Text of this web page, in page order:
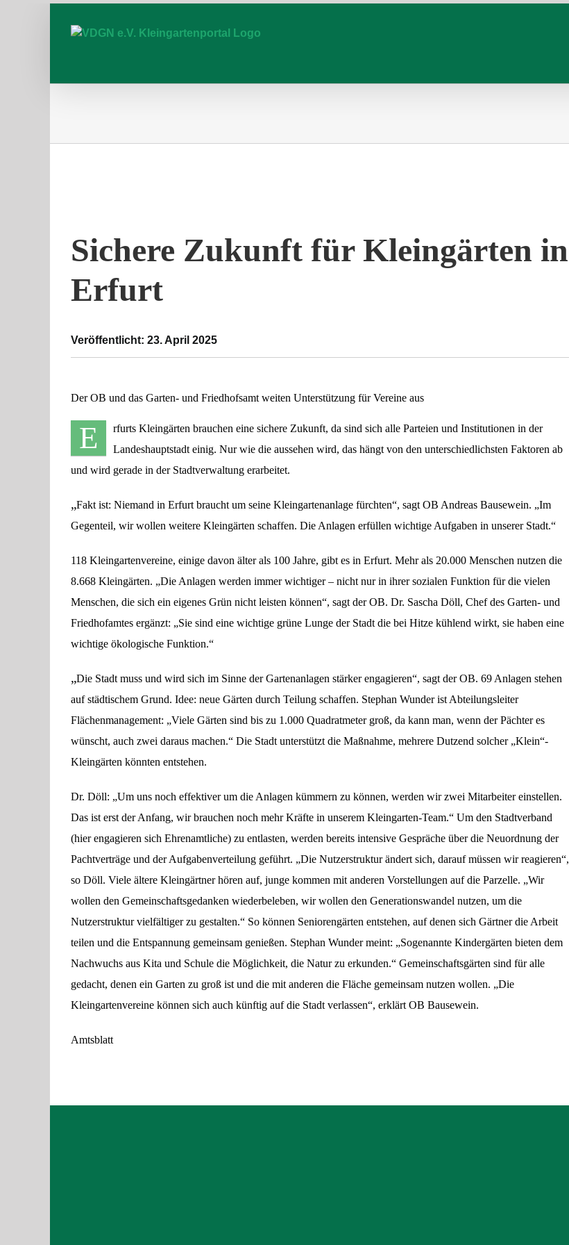
Sichere Zukunft für Kleingärten in
Erfurt
Veröffentlicht: 23. April 2025
Der OB und das Garten- und Friedhofsamt weiten Unterstützung für Vereine aus
E
rfurts Kleingärten brauchen eine sichere Zukunft, da sind sich alle Parteien und Institutionen in der
Landeshauptstadt einig. Nur wie die aussehen wird, das hängt von den unterschiedlichsten Faktoren ab
und wird gerade in der Stadtverwaltung erarbeitet.
„Fakt ist: Niemand in Erfurt braucht um seine Kleingartenanlage fürchten“, sagt OB Andreas Bausewein. „Im
Gegenteil, wir wollen weitere Kleingärten schaffen. Die Anlagen erfüllen wichtige Aufgaben in unserer Stadt.“
118 Kleingartenvereine, einige davon älter als 100 Jahre, gibt es in Erfurt. Mehr als 20.000 Menschen nutzen die
8.668 Kleingärten. „Die Anlagen werden immer wichtiger – nicht nur in ihrer sozialen Funktion für die vielen
Menschen, die sich ein eigenes Grün nicht leisten können“, sagt der OB. Dr. Sascha Döll, Chef des Garten- und
Friedhofamtes ergänzt: „Sie sind eine wichtige grüne Lunge der Stadt die bei Hitze kühlend wirkt, sie haben eine
wichtige ökologische Funktion.“
„Die Stadt muss und wird sich im Sinne der Gartenanlagen stärker engagieren“, sagt der OB. 69 Anlagen stehen
auf städtischem Grund. Idee: neue Gärten durch Teilung schaffen. Stephan Wunder ist Abteilungsleiter
Flächenmanagement: „Viele Gärten sind bis zu 1.000 Quadratmeter groß, da kann man, wenn der Pächter es
wünscht, auch zwei daraus machen.“ Die Stadt unterstützt die Maßnahme, mehrere Dutzend solcher „Klein“-
Kleingärten könnten entstehen.
Dr. Döll: „Um uns noch effektiver um die Anlagen kümmern zu können, werden wir zwei Mitarbeiter einstellen.
Das ist erst der Anfang, wir brauchen noch mehr Kräfte in unserem Kleingarten-Team.“ Um den Stadtverband
(hier engagieren sich Ehrenamtliche) zu entlasten, werden bereits intensive Gespräche über die Neuordnung der
Pachtverträge und der Aufgabenverteilung geführt. „Die Nutzerstruktur ändert sich, darauf müssen wir reagieren“,
so Döll. Viele ältere Kleingärtner hören auf, junge kommen mit anderen Vorstellungen auf die Parzelle. „Wir
wollen den Gemeinschaftsgedanken wiederbeleben, wir wollen den Generationswandel nutzen, um die
Nutzerstruktur vielfältiger zu gestalten.“ So können Seniorengärten entstehen, auf denen sich Gärtner die Arbeit
teilen und die Entspannung gemeinsam genießen. Stephan Wunder meint: „Sogenannte Kindergärten bieten dem
Nachwuchs aus Kita und Schule die Möglichkeit, die Natur zu erkunden.“ Gemeinschaftsgärten sind für alle
gedacht, denen ein Garten zu groß ist und die mit anderen die Fläche gemeinsam nutzen wollen. „Die
Kleingartenvereine können sich auch künftig auf die Stadt verlassen“, erklärt OB Bausewein.
Amtsblatt